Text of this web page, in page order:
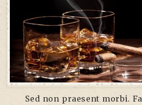
Sed non praesent morbi.